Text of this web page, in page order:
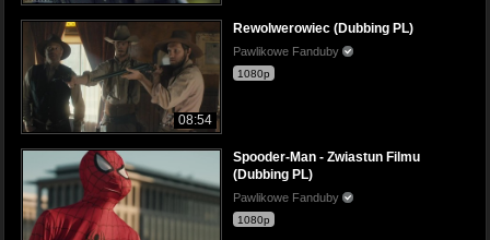
08:54
Rewolwerowiec (Dubbing PL)
Pawlikowe Fanduby
1080p
Spooder-Man - Zwiastun Filmu
(Dubbing PL)
Pawlikowe Fanduby
1080p